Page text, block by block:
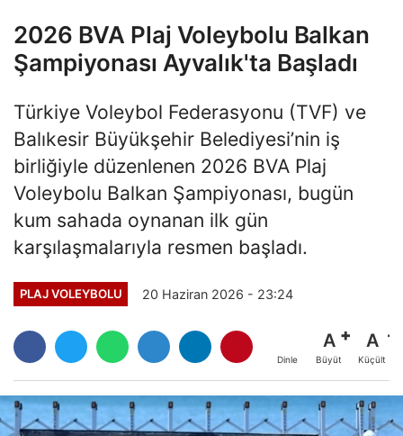
2026 BVA Plaj Voleybolu Balkan
Şampiyonası Ayvalık'ta Başladı
Türkiye Voleybol Federasyonu (TVF) ve
Balıkesir Büyükşehir Belediyesi’nin iş
birliğiyle düzenlenen 2026 BVA Plaj
Voleybolu Balkan Şampiyonası, bugün
kum sahada oynanan ilk gün
karşılaşmalarıyla resmen başladı.
PLAJ VOLEYBOLU 20 Haziran 2026 - 23:24
Dinle
A
Büyüt
A
Küçült